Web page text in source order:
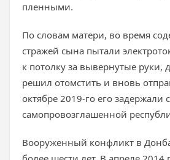
пленными.
По словам матери, во время
стражей сына пытали
к потолку за вывернутые
решил отомстить и вновь
октябре 2019-го его задержали
самопровозглашенной
Вооруженный конфликт в